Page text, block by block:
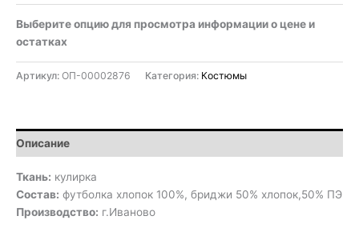
Выберите опцию для просмотра информации о цене и
остатках
Артикул: ОП-00002876 Категория: Костюмы
Описание
Ткань: кулирка
Состав: футболка хлопок 100%, бриджи 50% хлопок,50% ПЭ
Производство: г.Иваново